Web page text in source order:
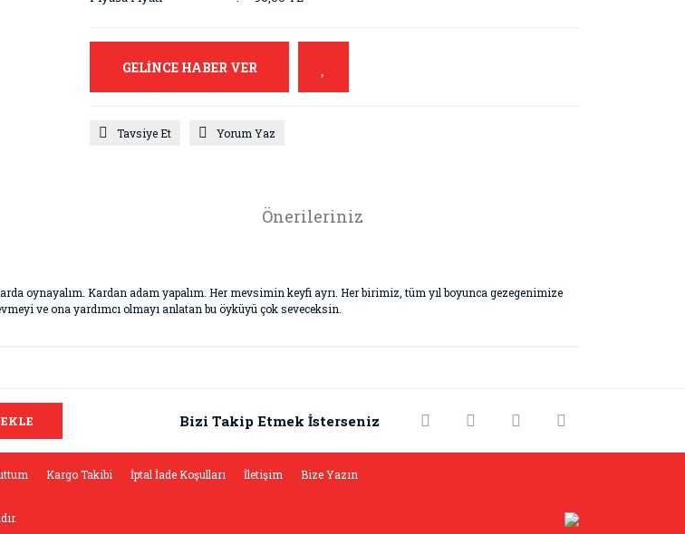
GELİNCE HABER VER
Tavsiye Et Yorum Yaz
Önerileriniz
oynayalım. Kardan adam yapalım. Her mevsimin keyfi ayrı. Her birimiz, tüm yıl boyunca gezegenimize
ve ona yardımcı olmayı anlatan bu öyküyü çok seveceksin.
Yorum Yaz
EKLE Bizi Takip Etmek İsterseniz
Kargo Takibi İptal İade Koşulları İletişim Bize Yazın